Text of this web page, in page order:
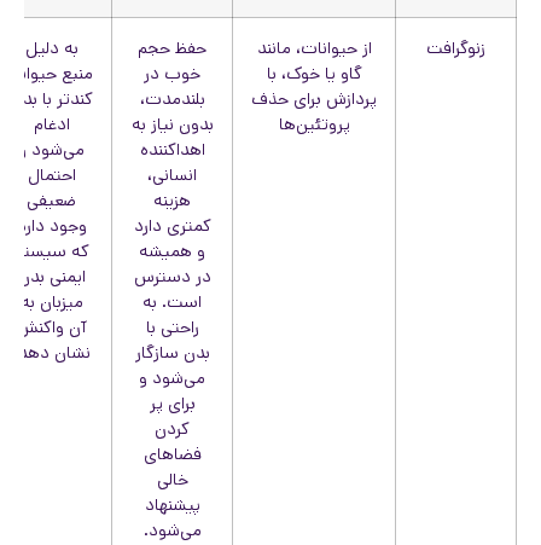
زنوگرافت
از حیوانات، مانند
گاو یا خوک، با
پردازش برای حذف
پروتئین‌ها
حفظ حجم
خوب در
بلندمدت،
بدون نیاز به
اهداکننده
انسانی،
هزینه
کمتری دارد
و همیشه
در دسترس
است. به
راحتی با
بدن سازگار
می‌شود و
برای پر
کردن
فضاهای
خالی
پیشنهاد
می‌شود.
به دلیل
منبع حیوانی
کندتر با بدن
ادغام
می‌شود و
احتمال
ضعیفی
وجود دارد
که سیستم
ایمنی بدن
میزبان به
آن واکنش
نشان دهد.